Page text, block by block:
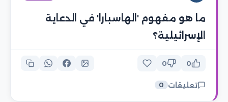
ما هو مفهوم 'الهاسبارا' في الدعاية
الإسرائيلية؟
0
0
تعليقات 0